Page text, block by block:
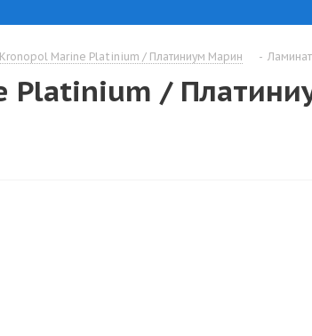
Marine Platinium / Платиниум Марин -
Platinium /